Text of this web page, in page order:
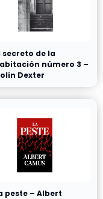
secreto de la
número 3 –
Dexter
peste – Albert